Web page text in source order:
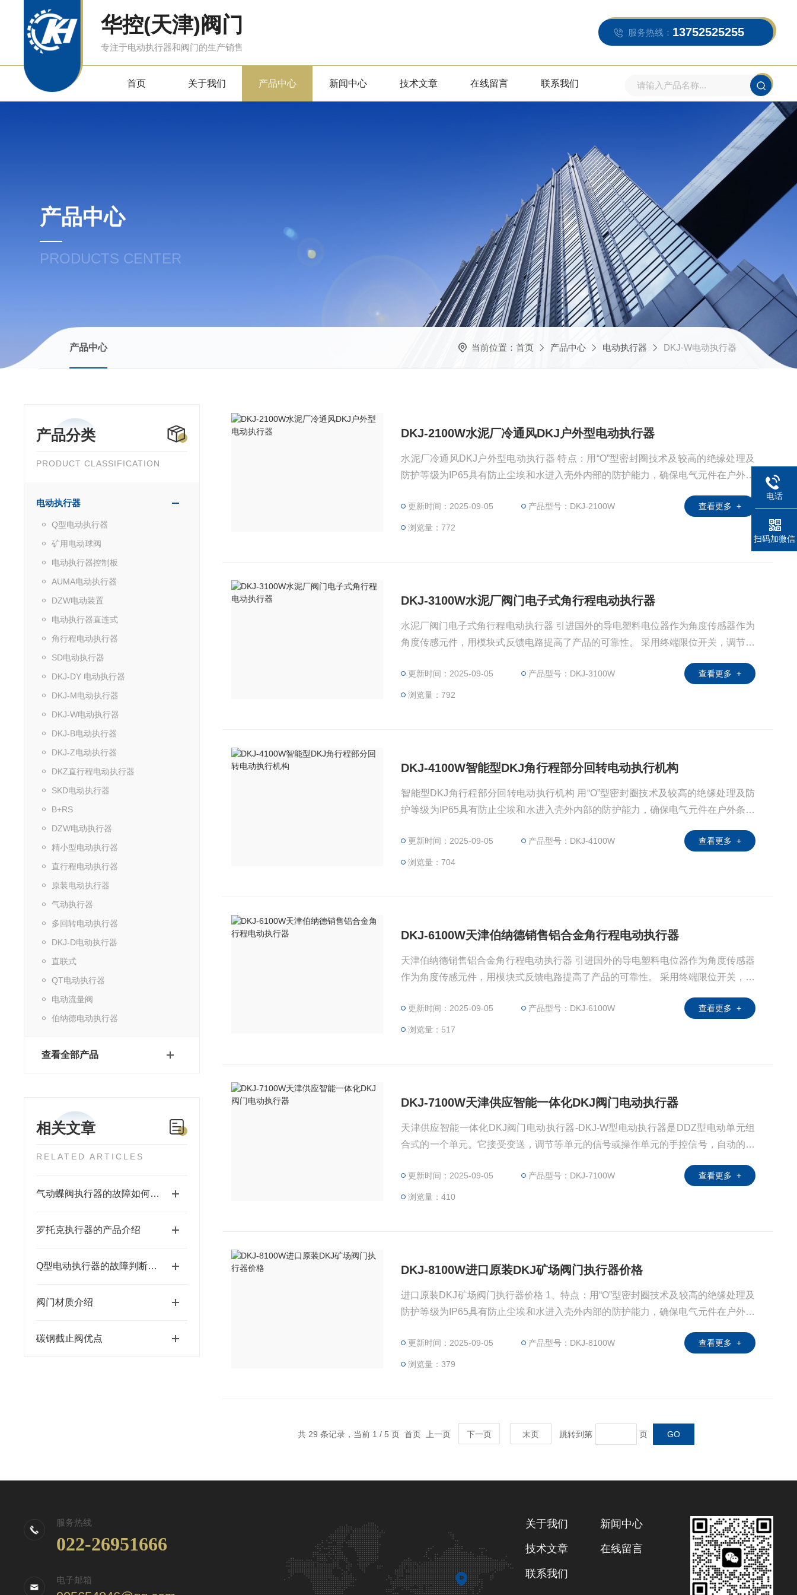
华控(天津)阀门
专注于电动执行器和阀门的生产销售
服务热线： 13752525255
首页 关于我们 产品中心 新闻中心 技术文章 在线留言 联系我们
产品中心
PRODUCTS CENTER
产品中心 当前位置： 首页 产品中心 电动执行器 DKJ-W电动执行器
产品分类
PRODUCT CLASSIFICATION
电动执行器
Q型电动执行器
矿用电动球阀
电动执行器控制板
AUMA电动执行器
DZW电动装置
电动执行器直连式
角行程电动执行器
SD电动执行器
DKJ-DY 电动执行器
DKJ-M电动执行器
DKJ-W电动执行器
DKJ-B电动执行器
DKJ-Z电动执行器
DKZ直行程电动执行器
SKD电动执行器
B+RS
DZW电动执行器
精小型电动执行器
直行程电动执行器
原装电动执行器
气动执行器
多回转电动执行器
DKJ-D电动执行器
直联式
QT电动执行器
电动流量阀
伯纳德电动执行器
查看全部产品
相关文章
RELATED ARTICLES
气动蝶阀执行器的故障如何排除
罗托克执行器的产品介绍
Q型电动执行器的故障判断和维护保养方法
阀门材质介绍
碳钢截止阀优点
DKJ-2100W水泥厂冷通风DKJ户外型电动执行器
水泥厂冷通风DKJ户外型电动执行器 特点：用“O”型密封圈技术及较高的绝缘处理及
防护等级为IP65具有防止尘埃和水进入壳外内部的防护能力，确保电气元件在户外条
更新时间：2025-09-05 产品型号：DKJ-2100W
浏览量：772
查看更多 +
DKJ-3100W水泥厂阀门电子式角行程电动执行器
水泥厂阀门电子式角行程电动执行器 引进国外的导电塑料电位器作为角度传感器作为
角度传感元件，用模块式反馈电路提高了产品的可靠性。 采用终端限位开关，调节方
更新时间：2025-09-05 产品型号：DKJ-3100W
浏览量：792
查看更多 +
DKJ-4100W智能型DKJ角行程部分回转电动执行机构
智能型DKJ角行程部分回转电动执行机构 用“O”型密封圈技术及较高的绝缘处理及防
护等级为IP65具有防止尘埃和水进入壳外内部的防护能力，确保电气元件在户外条件
更新时间：2025-09-05 产品型号：DKJ-4100W
浏览量：704
查看更多 +
DKJ-6100W天津伯纳德销售铝合金角行程电动执行器
天津伯纳德销售铝合金角行程电动执行器 引进国外的导电塑料电位器作为角度传感器
作为角度传感元件，用模块式反馈电路提高了产品的可靠性。 采用终端限位开关，调
更新时间：2025-09-05 产品型号：DKJ-6100W
浏览量：517
查看更多 +
DKJ-7100W天津供应智能一体化DKJ阀门电动执行器
天津供应智能一体化DKJ阀门电动执行器-DKJ-W型电动执行器是DDZ型电动单元组
合式的一个单元。它接受变送，调节等单元的信号或操作单元的手控信号，自动的调
工等自动化控制的调节系统中。
更新时间：2025-09-05 产品型号：DKJ-7100W
浏览量：410
查看更多 +
DKJ-8100W进口原装DKJ矿场阀门执行器价格
进口原装DKJ矿场阀门执行器价格 1、特点：用“O”型密封圈技术及较高的绝缘处理及
防护等级为IP65具有防止尘埃和水进入壳外内部的防护能力，确保电气元件在户外条
为角度传感器作为角度传感元件，用模块式反馈电路提高了产品的可靠性。 3、采用
终端限位开关，调节方便。
更新时间：2025-09-05 产品型号：DKJ-8100W
浏览量：379
查看更多 +
共 29 条记录，当前 1 / 5 页 首页 上一页 下一页 末页 跳转到第 页
服务热线
022-26951666
电子邮箱
关于我们 新闻中心
技术文章 在线留言
联系我们
电话
扫码加微信